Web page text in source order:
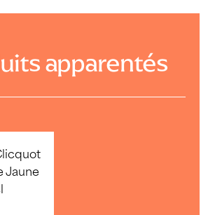
apparentés